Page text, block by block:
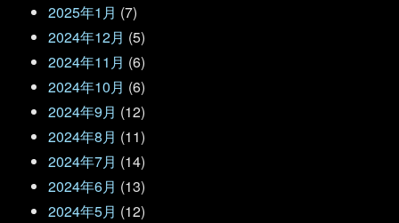
2025年1月 (7)
2024年12月 (5)
2024年11月 (6)
2024年10月 (6)
2024年9月 (12)
2024年8月 (11)
2024年7月 (14)
2024年6月 (13)
2024年5月 (12)